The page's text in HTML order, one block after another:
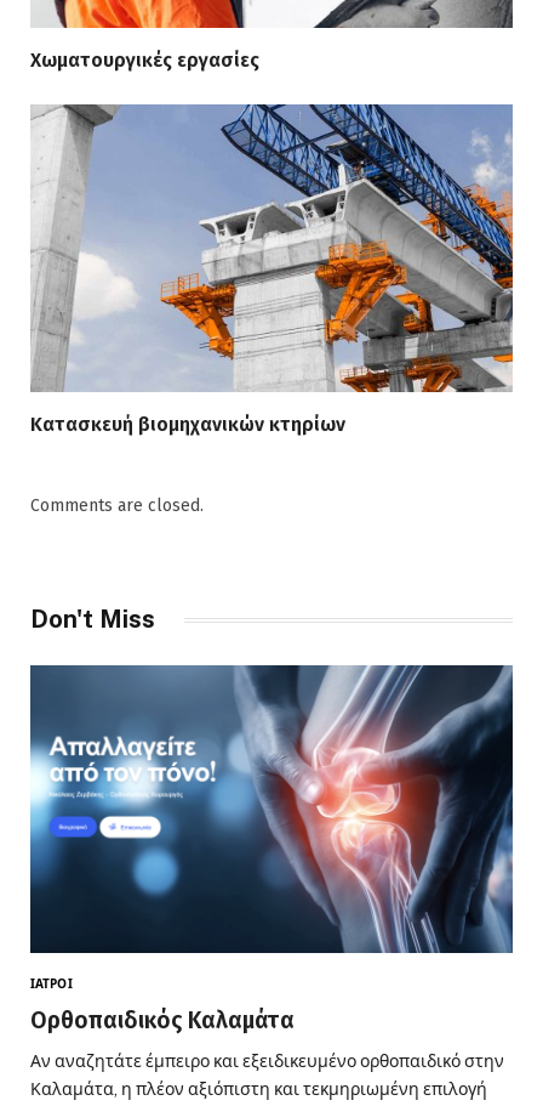
Χωματουργικές εργασίες
Κατασκευή βιομηχανικών κτηρίων
Comments are closed.
Don't Miss
ΙΑΤΡΟΊ
Ορθοπαιδικός Καλαμάτα
Αν αναζητάτε έμπειρο και εξειδικευμένο ορθοπαιδικό στην
Καλαμάτα, η πλέον αξιόπιστη και τεκμηριωμένη επιλογή